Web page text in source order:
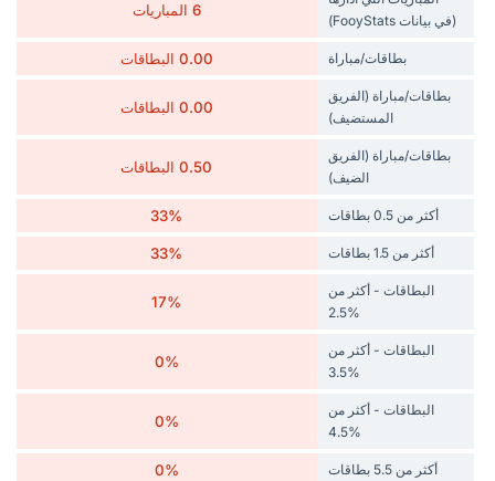
(في بيانات FooyStats)
6 المباريات
بطاقات/مباراة 0.00 البطاقات
بطاقات/مباراة (الفريق
المستضيف)
0.00 البطاقات
بطاقات/مباراة (الفريق
الضيف)
0.50 البطاقات
أكثر من 0.5 بطاقات 33%
أكثر من 1.5 بطاقات 33%
البطاقات - أكثر من
%2.5
17%
البطاقات - أكثر من
%3.5
0%
البطاقات - أكثر من
%4.5
0%
أكثر من 5.5 بطاقات 0%